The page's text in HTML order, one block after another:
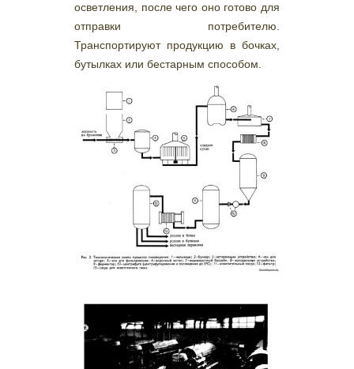
осветления, после чего оно готово для
отправки потребителю.
Транспортируют продукцию в бочках,
бутылках или бестарным способом.